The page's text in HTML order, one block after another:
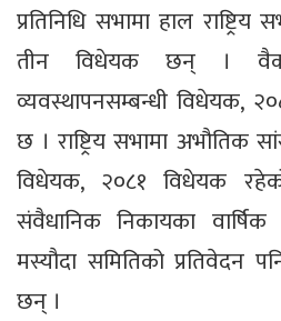
प्रतिनिधि सभामा हाल
तीन विधेयक छन् ।
व्यवस्थापनसम्बन्धी विधेयक,
छ । राष्ट्रिय सभामा अभौतिक
विधेयक, २०८१ विधेयक
संवैधानिक निकायका
मस्यौदा समितिको प्रतिवेदन
छन् ।